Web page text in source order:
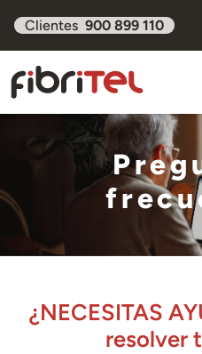
Clientes 900 899 110
¿NECESITAS
resolver